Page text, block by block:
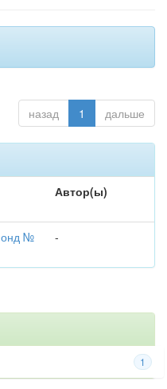
назад 1 дальше
Автор(ы)
№
-
1